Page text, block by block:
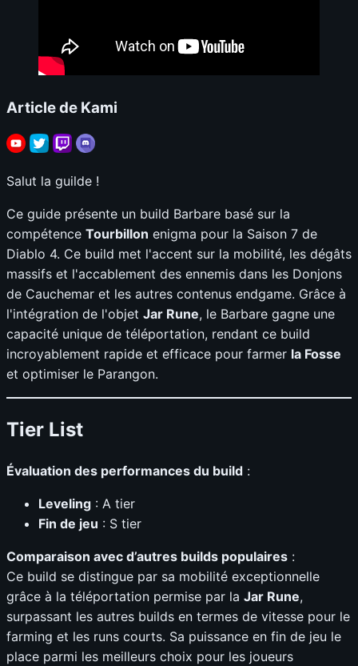
Article de Kami
Salut la guilde !
Ce guide présente un build Barbare basé sur la
compétence Tourbillon enigma pour la Saison 7 de
Diablo 4. Ce build met l'accent sur la mobilité, les dégâts
massifs et l'accablement des ennemis dans les Donjons
de Cauchemar et les autres contenus endgame. Grâce à
l'intégration de l'objet Jar Rune, le Barbare gagne une
capacité unique de téléportation, rendant ce build
incroyablement rapide et efficace pour farmer la Fosse
et optimiser le Parangon.
Tier List
Évaluation des performances du build :
Leveling : A tier
Fin de jeu : S tier
Comparaison avec d’autres builds populaires :
Ce build se distingue par sa mobilité exceptionnelle
grâce à la téléportation permise par la Jar Rune,
surpassant les autres builds en termes de vitesse pour le
farming et les runs courts. Sa puissance en fin de jeu le
place parmi les meilleurs choix pour les joueurs